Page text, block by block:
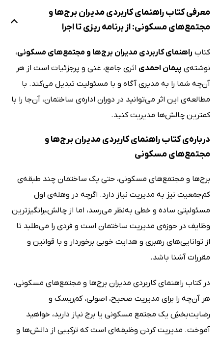
معرفی کتاب راهنمای کاربردی مدیران برج‌ها و
مجتمع‌های مسکونی: از برنامه ریزی تا اجرا
کتاب راهنمای کاربردی مدیران برج‌ها و مجتمع‌های مسکونی،
نوشته‌ی پیمان احمدی اثری جامع، غنی و پرجزئیات است از هر
آن‌چه شما را به مدیری آگاه و با مسئولیت تبدیل می‌کند. با
مطالعه‌ی این اثر می‌توانید در دوران اداره‌ی ساختمان، آن‌جا را با
کمترین چالش‌ها مدیریت کنید.
درباره‌ی کتاب راهنمای کاربردی مدیران برج‌ها و
مجتمع‌های مسکونی
برج‌ها و مجتمع‌های مسکونی، حتی یک ساختمان چند طبقه‌ی
کم‌جمعیت نیز به مدیریت نیاز دارد. اگرچه در وهله‌ی اول
مسئولیتی ساده و خطی به‌نظر می‌رسد، اما از چالش‌‍برانگیزترین
وظایف در حوزه‌ی مدیریت ساختمان است و فردی را می‌طلبد تا
از توانایی‌های رهبری و هدایت خوبی برخوردار و با قوانین و
مقررات آشنا باشد.
در کتاب راهنمای کاربردی مدیران برج‌ها و مجتمع‌های مسکونی،
هر آن‌چه را برای مدیریت صحیح، اصولی، کم‌ریسک و
رضایت‌بخشِ یک مجتمع مسکونی یا برج نیاز دارید، خواهید
آموخت. مدیریت کردن وظیفه‌ای است که ترکیبی از دانش‌ها و